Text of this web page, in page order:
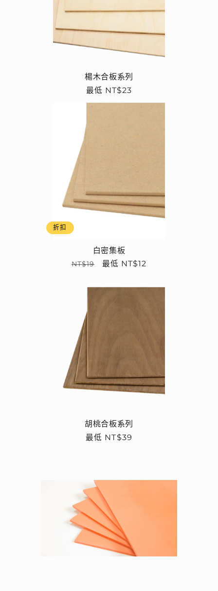
楊木合板系列
定
最低 NT$23
折扣
白密集板
定
NT$19
售
最低 NT$12
胡桃合板系列
定
最低 NT$39